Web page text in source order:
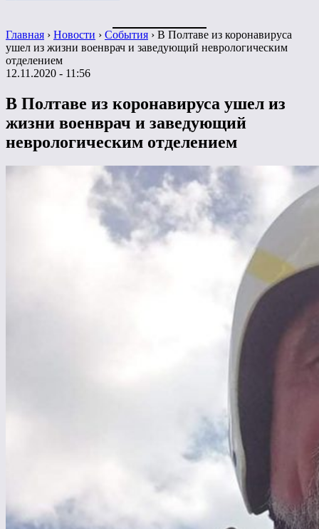
Главная › Новости › События › В Полтаве из коронавируса
ушел из жизни военврач и заведующий неврологическим
отделением
12.11.2020 - 11:56
В Полтаве из коронавируса ушел из
жизни военврач и заведующий
неврологическим отделением